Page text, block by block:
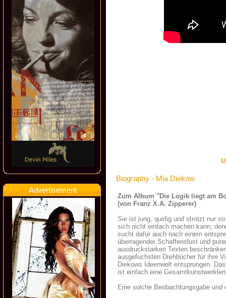
Advertisement
Biography - Mia Diekow
Zum Album "Die Logik liegt am
(von Franz X.A. Zipperer)
Sie ist jung, quirlig und strotzt nur
sich nicht einfach machen kann;
sucht dafür auch nach einem
überragender Schaffenslust und
ausdruckstarken Texten
ausgefuchsten Drehbücher für ihre
Diekows Ideenwelt entsprungen.
ist einfach eine
Eine solche Beobachtungsgabe